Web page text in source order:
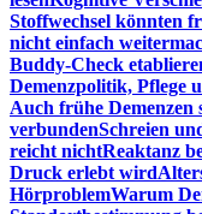
Stoffwechsel könnten
nicht einfach
Buddy-Check
Demenzpolitik, Pflege
Auch frühe Demenzen
verbundenSchreien
reicht nichtReaktanz
Druck erlebt wird
HörproblemWarum